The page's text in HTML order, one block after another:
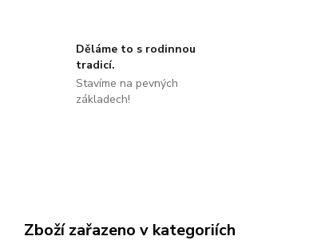
Děláme to s rodinnou
tradicí.
Stavíme na pevných
základech!
Zboží zařazeno v kategoriích